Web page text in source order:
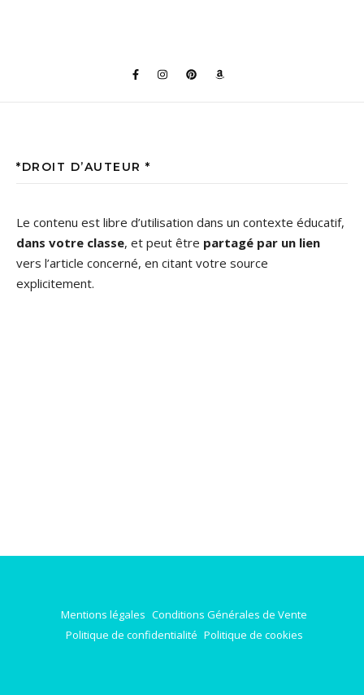
*DROIT D’AUTEUR *
Le contenu est libre d’utilisation dans un contexte éducatif,
dans votre classe, et peut être partagé par un lien
vers l’article concerné, en citant votre source
explicitement.
Mentions légales Conditions Générales de Vente
Politique de confidentialité Politique de cookies